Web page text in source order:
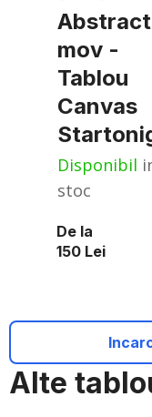
Alte
Abstract
mov -
Tablou
Canvas
Disponibil
stoc
De la
150 Lei